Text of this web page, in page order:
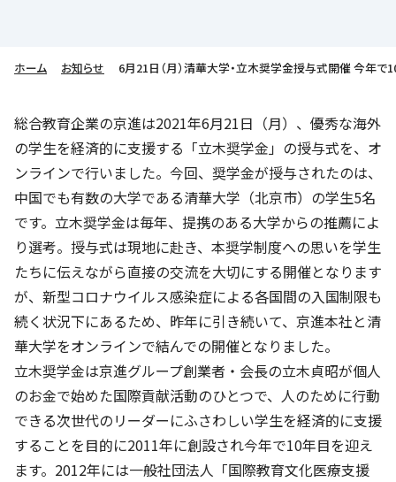
沿革
本社所在地
京進グループが目指す姿
子会社および関係会社
フランチャイズ事業
ソーシャルメディア公式アカウント
京進グループの事業所
人材育成の取り組み
社会貢献活動
ミャンマーへの支援活動
オリジナルバッグプロジェクト
清華・京進発展フォーラム
立木奨学金
価値創造の取り組み
DX（デジタル変革）
DXビジョン・DX戦略
Kyoshin Digital Academy
卓越した安全・安心を目指して
株主・投資家の皆さまへ
連結業績・財務
IRライブラリー
IRカレンダー
ディスクロージャーポリシー
よくあるご質問
免責事項
IRお問合せ
新卒採用情報
新卒採用デジタルパンフレット
中途採用
講師（アルバイト）募集
保育事業 採用
日本語教育事業 採用
介護事業 採用
利用規約
特別警報発令時の授業について
Copyright © KYOSHIN Co., Ltd. All rights reserved.
ホーム お知らせ 6月21日（月）清華大学・立木奨学金授与式開催 今年
総合教育企業の京進は2021年6月21日（月）、優秀な海外
の学生を経済的に支援する「立木奨学金」の授与式を、オ
ンラインで行いました。今回、奨学金が授与されたのは、
中国でも有数の大学である清華大学（北京市）の学生5名
です。立木奨学金は毎年、提携のある大学からの推薦によ
り選考。授与式は現地に赴き、本奨学制度への思いを学生
たちに伝えながら直接の交流を大切にする開催となります
が、新型コロナウイルス感染症による各国間の入国制限も
続く状況下にあるため、昨年に引き続いて、京進本社と清
華大学をオンラインで結んでの開催となりました。
立木奨学金は京進グループ創業者・会長の立木貞昭が個人
のお金で始めた国際貢献活動のひとつで、人のために行動
できる次世代のリーダーにふさわしい学生を経済的に支援
することを目的に2011年に創設され今年で10年目を迎え
ます。2012年には一般社団法人「国際教育文化医療支援